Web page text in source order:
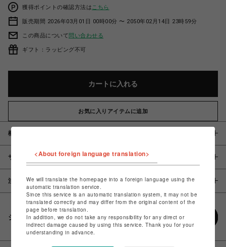
獲得ポイントの確認方法は こちら
販売期間 2026年03月01日 00時00分 〜 2050年02月14日 23時59分
この商品について問い合わせる
ギフト：ラッピング不可
カートに入れる
お気に入りアイテムに追加
概要
サイズ
注意事項
シェアする
<About foreign language translation>
We will translate the homepage into a foreign language using the
automatic translation service.
Since this service is an automatic translation system, it may not be
translated correctly and may differ from the original content of the
page before translation.
In addition, we do not take any responsibility for any direct or
indirect damage caused by using this service. Thank you for your
understanding in advance.